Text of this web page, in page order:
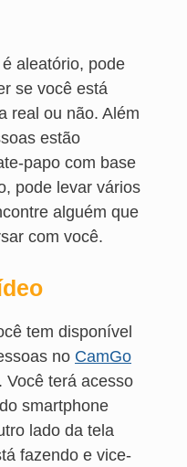
aleatório, pode
se você está
real ou não. Além
estão
papo com base
pode levar vários
alguém que
com você.
tem disponível
no CamGo
Você terá acesso
smartphone
lado da tela
fazendo e vice-